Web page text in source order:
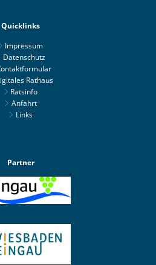
Quicklinks
Impressum
Datenschutz
Rathaus
Ratsinfo
Anfahrt
Links
Partner